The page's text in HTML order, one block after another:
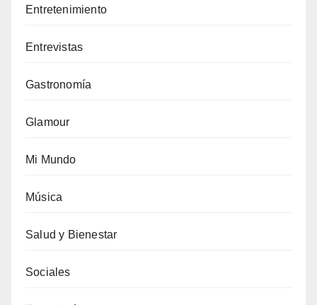
Entretenimiento
Entrevistas
Gastronomía
Glamour
Mi Mundo
Música
Salud y Bienestar
Sociales